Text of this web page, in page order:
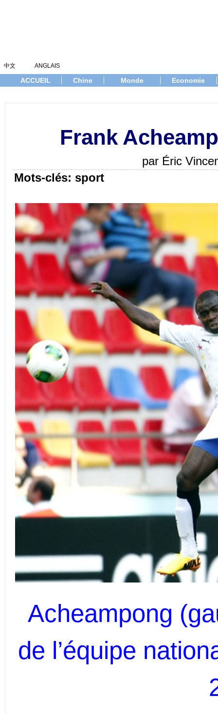
中文 ANGLAIS
ACCUEIL Chine Monde Economie
Frank
par Éric
Mots-clés: sport
Acheampong
de l’équipe